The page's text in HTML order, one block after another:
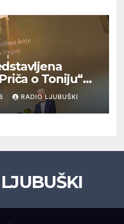
završili
o Toniju“
Hercega
RADIO LJUBUŠKI